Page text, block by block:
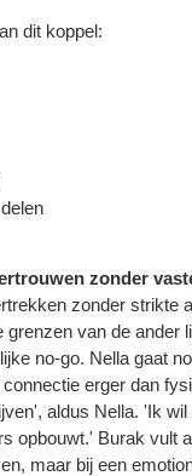
dit koppel:
zonder
zonder strikte
grenzen van de ander
no-go. Nella gaat
erger dan
aldus Nella. 'Ik wil
opbouwt.' Burak vult
maar bij een